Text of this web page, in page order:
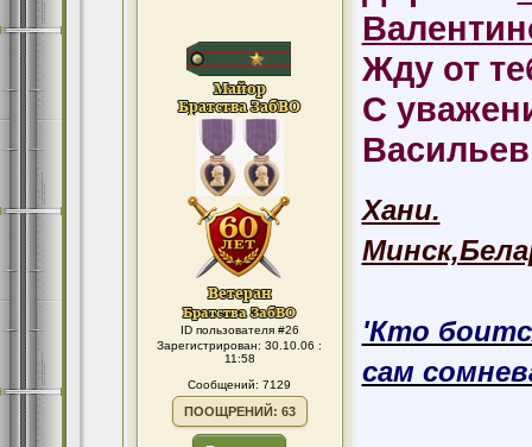
ID пользователя #26
Зарегистрирован: 30.10.06 :
11:58
Сообщений: 7129
ПООЩРЕНИЙ: 63
Жду от
С
Хани.
'Кто
сам